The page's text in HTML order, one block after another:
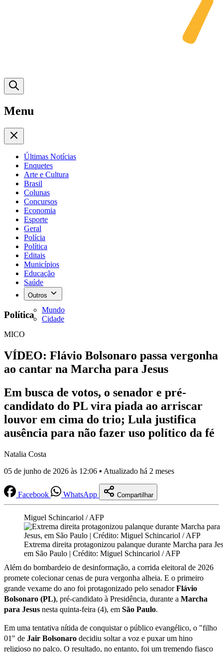
Menu
Últimas Notícias
Enquetes
Arte e Cultura
Brasil
Colunas
Concursos
Economia
Esporte
Geral
Polícia
Política
Editais
Municípios
Educação
Saúde
Outros
Mundo
Cidade
Política
MICO
VÍDEO: Flávio Bolsonaro passa vergonha
ao cantar na Marcha para Jesus
Em busca de votos, o senador e pré-
candidato do PL vira piada ao arriscar
louvor em cima do trio; Lula justifica
ausência para não fazer uso político da fé
Natalia Costa
05 de junho de 2026 às 12:06 ▪ Atualizado há 2 meses
Facebook WhatsApp Compartilhar
Miguel Schincariol / AFP
Extrema direita protagonizou palanque durante Marcha para
em São Paulo | Crédito: Miguel Schincariol / AFP
Além do bombardeio de desinformação, a corrida eleitoral de 2026
promete colecionar cenas de pura vergonha alheia. E o primeiro
grande vexame do ano foi protagonizado pelo senadorFlávio
Bolsonaro (PL), pré-candidato à Presidência, durante a Marcha
para Jesus nesta quinta-feira (4), em São Paulo.
Em uma tentativa nítida de conquistar o público evangélico, o "filho
01" de Jair Bolsonaro decidiu soltar a voz e puxar um hino
religioso no palco. O resultado, no entanto, foi um tremendo fiasco